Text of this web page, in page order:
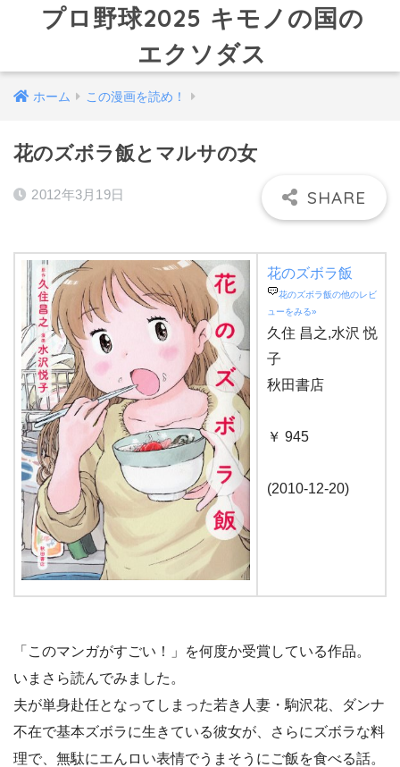
プロ野球2025 キモノの国の
エクソダス
ホーム この漫画を読め！
花のズボラ飯とマルサの女
2012年3月19日
花のズボラ飯
花のズボラ飯の他のレビ
ューをみる»
久住 昌之,水沢 悦
子
秋田書店
￥ 945
(2010-12-20)
「このマンガがすごい！」を何度か受賞している作品。
いまさら読んでみました。
夫が単身赴任となってしまった若き人妻・駒沢花、ダンナ
不在で基本ズボラに生きている彼女が、さらにズボラな料
理で、無駄にエんロい表情でうまそうにご飯を食べる話。